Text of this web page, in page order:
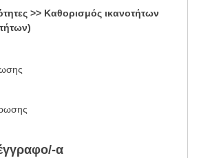
>> Καθορισμός ικανοτήτων
α